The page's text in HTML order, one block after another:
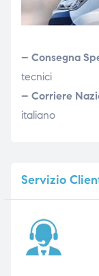
– Consegna
tecnici
– Corriere
italiano
Servizio